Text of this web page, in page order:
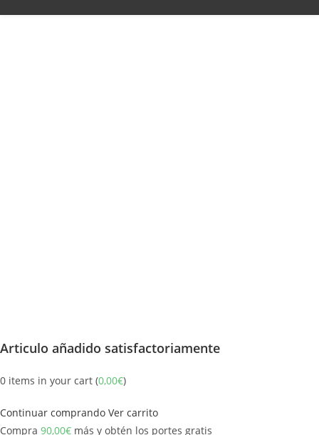
Articulo añadido satisfactoriamente
0 items in your cart (0,00€)
Continuar comprando Ver carrito
Compra 90,00€ más y obtén los portes gratis